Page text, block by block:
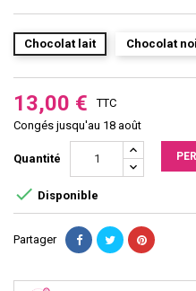
Chocolat lait Chocolat
13,00 €
TTC
Congés jusqu'au 18 août
Quantité
 Disponible
Partager